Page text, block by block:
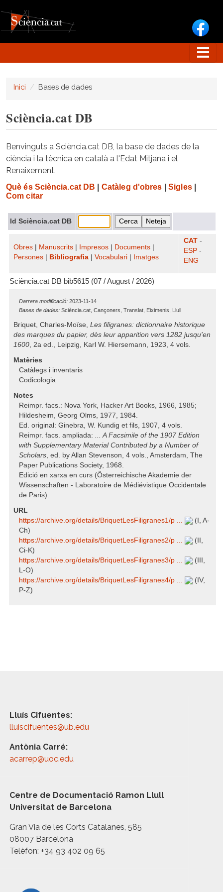
Inici Bases de dades
Sciència.cat DB
Benvinguts a Sciència.cat DB, la base de dades de la
ciència i la tècnica en català a l'Edat Mitjana i el
Renaixement.
Què és Sciència.cat DB Catàleg d'obres Sigles|
Com citar
Id Sciència.cat DB
Obres Manuscrits Impresos Documents
Persones
Bibliografia Vocabulari Imatges
CAT -
ESP -
ENG
Sciència.cat DB bib5615 (07 / August / 2026)
Darrera modificació: 2023-11-14
Bases de dades: Sciència.cat, Cançoners, Translat, Eiximenis, Llull
Briquet, Charles-Moïse, Les filigranes: dictionnaire historique
des marques du papier, dès leur apparition vers 1282 jusqu'en
1600, 2a ed., Leipzig, Karl W. Hiersemann, 1923, 4 vols.
Matèries
Catàlegs i inventaris
Codicologia
Notes
Reimpr. facs.: Nova York, Hacker Art Books, 1966, 1985;
Hildesheim, Georg Olms, 1977, 1984.
Ed. original: Ginebra, W. Kundig et fils, 1907, 4 vols.
Reimpr. facs. ampliada: ... A Facsimile of the 1907 Edition
with Supplementary Material Contributed by a Number of
Scholars, ed. by Allan Stevenson, 4 vols., Amsterdam, The
Paper Publications Society, 1968.
Edició en xarxa en curs (Österreichische Akademie der
Wissenschaften - Laboratoire de Médiévistique Occidentale
de Paris).
URL
https:/​/​archive.org/​details/​BriquetLesFiligranes1/​p ...
(I, A-
Ch)
https:/​/​archive.org/​details/​BriquetLesFiligranes2/​p ...
(II,
Ci-K)
https:/​/​archive.org/​details/​BriquetLesFiligranes3/​p ...
(III,
L-O)
https:/​/​archive.org/​details/​BriquetLesFiligranes4/​p ...
(IV,
P-Z)
Lluís Cifuentes:
lluiscifuentes@ub.edu
Antònia Carré:
acarrep@uoc.edu
Centre de Documentació Ramon Llull
Universitat de Barcelona
Gran Via de les Corts Catalanes, 585
08007 Barcelona
Telèfon: +34 93 402 09 65